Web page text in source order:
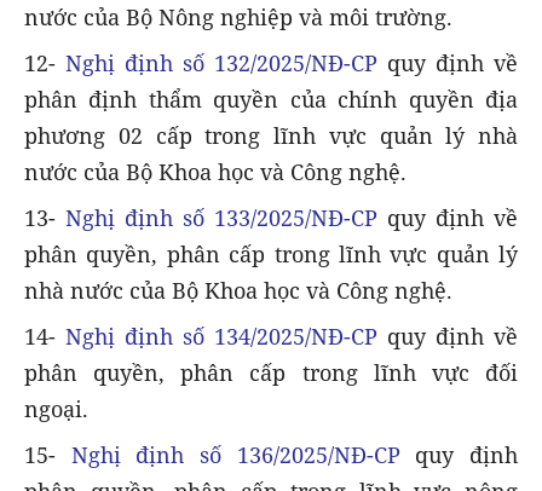
nước của Bộ Nông nghiệp và môi trường.
12- Nghị định số 132/2025/NĐ-CP quy định về
phân định thẩm quyền của chính quyền địa
phương 02 cấp trong lĩnh vực quản lý nhà
nước của Bộ Khoa học và Công nghệ.
13- Nghị định số 133/2025/NĐ-CP quy định về
phân quyền, phân cấp trong lĩnh vực quản lý
nhà nước của Bộ Khoa học và Công nghệ.
14- Nghị định số 134/2025/NĐ-CP quy định về
phân quyền, phân cấp trong lĩnh vực đối
ngoại.
15- Nghị định số 136/2025/NĐ-CPquy định